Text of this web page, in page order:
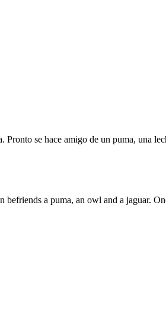
se hace amigo de un puma, una
a puma, an owl and a jaguar.